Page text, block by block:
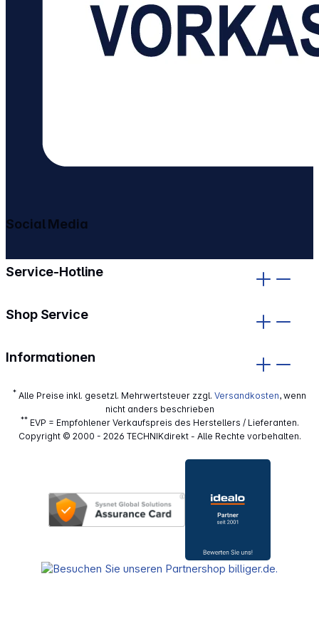
Service-Hotline
Shop Service
Informationen
Social Media
* Alle Preise inkl. gesetzl. Mehrwertsteuer zzgl. Versandkosten, wenn
nicht anders beschrieben
**EVP = Empfohlener Verkaufspreis des Herstellers / Lieferanten.
Copyright © 2000 - 2026 TECHNIKdirekt - Alle Rechte vorbehalten.